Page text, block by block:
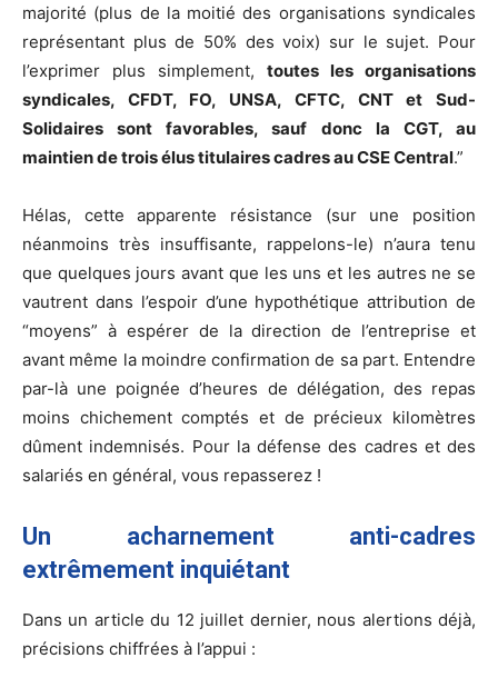
majorité (plus de la moitié des organisations syndicales
représentant plus de 50% des voix) sur le sujet. Pour
l’exprimer plus simplement, toutes les organisations
syndicales, CFDT, FO, UNSA, CFTC, CNT et Sud-
Solidaires sont favorables, sauf donc la CGT, au
maintien de trois élus titulaires cadres au CSE Central.”
Hélas, cette apparente résistance (sur une position
néanmoins très insuffisante, rappelons-le) n’aura tenu
que quelques jours avant que les uns et les autres ne se
vautrent dans l’espoir d’une hypothétique attribution de
“moyens” à espérer de la direction de l’entreprise et
avant même la moindre confirmation de sa part. Entendre
par-là une poignée d’heures de délégation, des repas
moins chichement comptés et de précieux kilomètres
dûment indemnisés. Pour la défense des cadres et des
salariés en général, vous repasserez !
Un acharnement anti-cadres
extrêmement inquiétant
Dans un article du 12 juillet dernier, nous alertions déjà,
précisions chiffrées à l’appui :